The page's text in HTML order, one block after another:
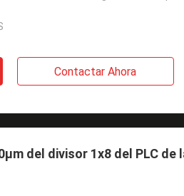
Contactar Ahora
del divisor 1x8 del PLC